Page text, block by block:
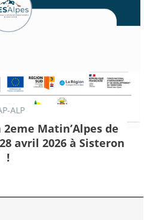
ALP
Matin’Alpes de
avril 2026 à Sisteron
!